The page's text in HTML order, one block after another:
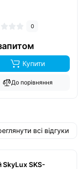
0
Купити
До порівняння
всі відгуки
SkyLux SKS-